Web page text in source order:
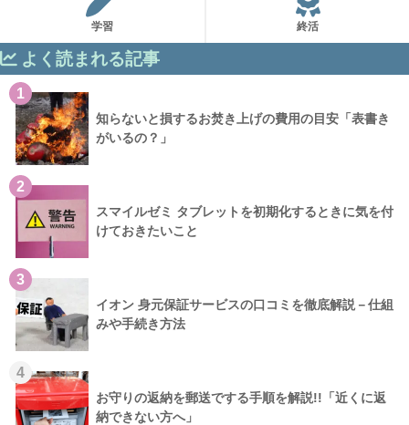
学習 終活
よく読まれる記事
1
知らないと損するお焚き上げの費用の目安「表書き
がいるの？」
2
スマイルゼミ タブレットを初期化するときに気を付
けておきたいこと
3
イオン 身元保証サービスの口コミを徹底解説－仕組
みや手続き方法
4
お守りの返納を郵送でする手順を解説!!「近くに返
納できない方へ」